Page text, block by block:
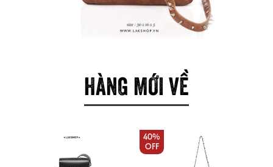
HÀNG MỚI VỀ
40%
OFF